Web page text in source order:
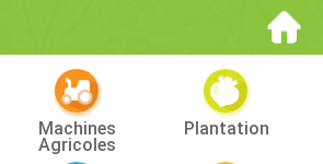
Machines
Agricoles
Plantation